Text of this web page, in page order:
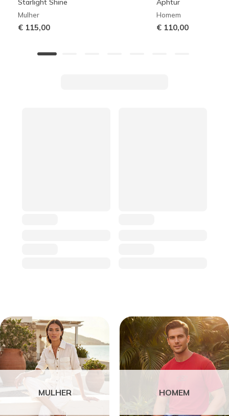
Starlight Shine
Mulher
€ 115,00
Aphtur
Homem
€ 110,00
MULHER HOMEM